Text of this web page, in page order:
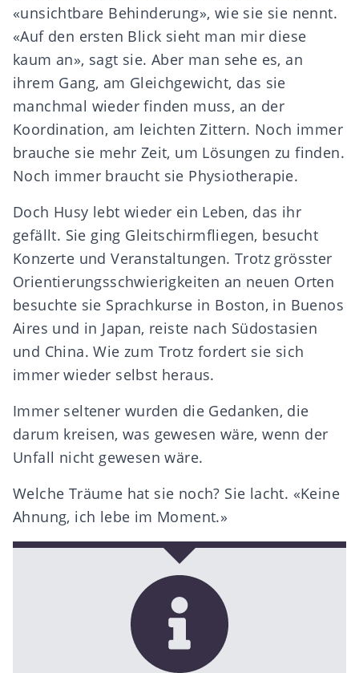
«unsichtbare Behinderung», wie sie sie nennt.
«Auf den ersten Blick sieht man mir diese
kaum an», sagt sie. Aber man sehe es, an
ihrem Gang, am Gleichgewicht, das sie
manchmal wieder finden muss, an der
Koordination, am leichten Zittern. Noch immer
brauche sie mehr Zeit, um Lösungen zu finden.
Noch immer braucht sie Physiotherapie.
Doch Husy lebt wieder ein Leben, das ihr
gefällt. Sie ging Gleitschirmfliegen, besucht
Konzerte und Veranstaltungen. Trotz grösster
Orientierungsschwierigkeiten an neuen Orten
besuchte sie Sprachkurse in Boston, in Buenos
Aires und in Japan, reiste nach Südostasien
und China. Wie zum Trotz fordert sie sich
immer wieder selbst heraus.
Immer seltener wurden die Gedanken, die
darum kreisen, was gewesen wäre, wenn der
Unfall nicht gewesen wäre.
Welche Träume hat sie noch? Sie lacht. «Keine
Ahnung, ich lebe im Moment.»